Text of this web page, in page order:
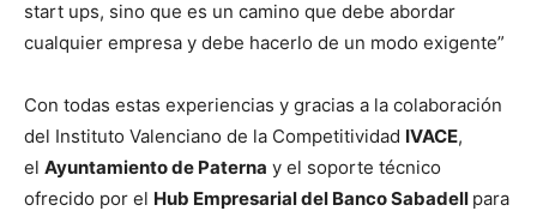
start ups, sino que es un camino que debe abordar
cualquier empresa y debe hacerlo de un modo exigente”
Con todas estas experiencias y gracias a la colaboración
del Instituto Valenciano de la Competitividad IVACE,
el Ayuntamiento de Paterna y el soporte técnico
ofrecido por el Hub Empresarial del Banco Sabadell para